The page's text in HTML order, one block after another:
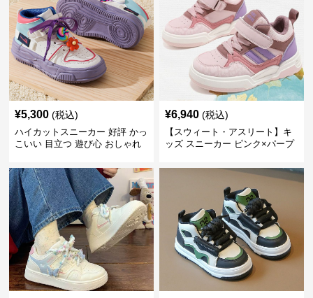
¥5,300 (税込)
ハイカットスニーカー 好評 かっ
こいい 目立つ 遊び心 おしゃれ
すべりにくい 快適歩行 グリップ
力
¥6,940 (税込)
【スウィート・アスリート】キ
ッズ スニーカー ピンク×パープ
ンソール ガールズ